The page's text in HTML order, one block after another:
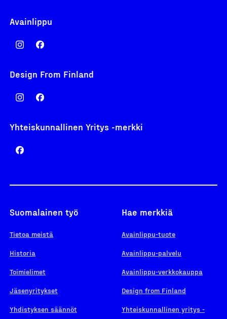
Avainlippu
Design From Finland
Yhteiskunnallinen Yritys -merkki
Suomalainen työ
Tietoa meistä
Historia
Toimielimet
Jäsenyritykset
Yhdistyksen säännöt
Hae merkkiä
Avainlippu-tuote
Avainlippu-palvelu
Avainlippu-verkkokauppa
Design from Finland
Yhteiskunnallinen yritys -